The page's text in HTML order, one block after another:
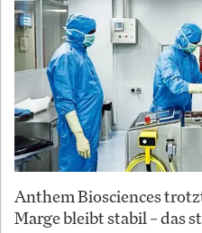
Anthem Biosciences
Marge bleibt stabil – das